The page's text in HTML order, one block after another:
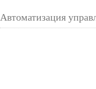
Автоматизация